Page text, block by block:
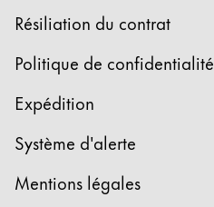
Résiliation du contrat
Politique de confidentialité
Expédition
Système d'alerte
Mentions légales